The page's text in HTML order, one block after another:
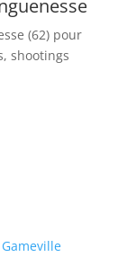
(62) pour
shootings